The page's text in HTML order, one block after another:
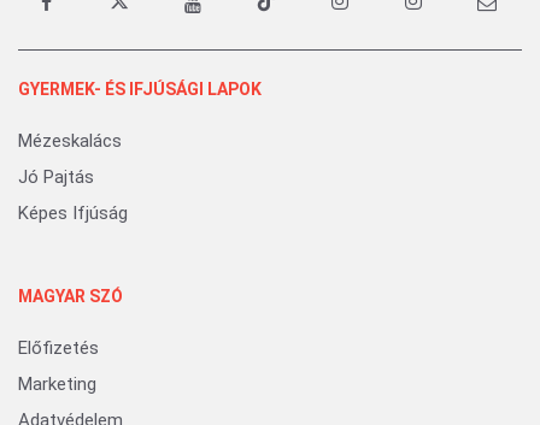
GYERMEK- ÉS IFJÚSÁGI LAPOK
Mézeskalács
Jó Pajtás
Képes Ifjúság
MAGYAR SZÓ
Előfizetés
Marketing
Adatvédelem